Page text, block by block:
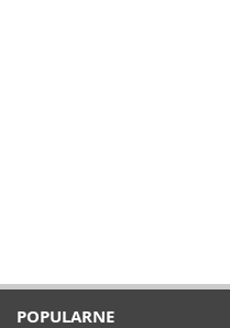
POPULARNE